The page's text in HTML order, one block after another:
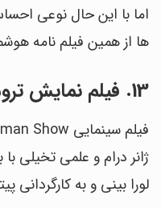
ها از همین فیلم نامه
13. فیلم نمایش ترومن
ژانر درام و علمی تخیلی
لورا بینی و به کارگردانی